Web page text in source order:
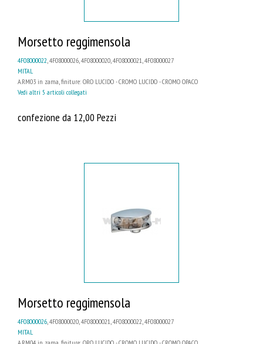
Morsetto reggimensola
4F08000022 , 4F08000026, 4F08000020, 4F08000021, 4F08000027
MITAL
A.RM03 in zama, finiture: ORO LUCIDO - CROMO LUCIDO - CROMO OPACO
Vedi altri 5 articoli collegati
confezione da 12,00 Pezzi
Morsetto reggimensola
4F08000026, 4F08000020, 4F08000021, 4F08000022, 4F08000027
MITAL